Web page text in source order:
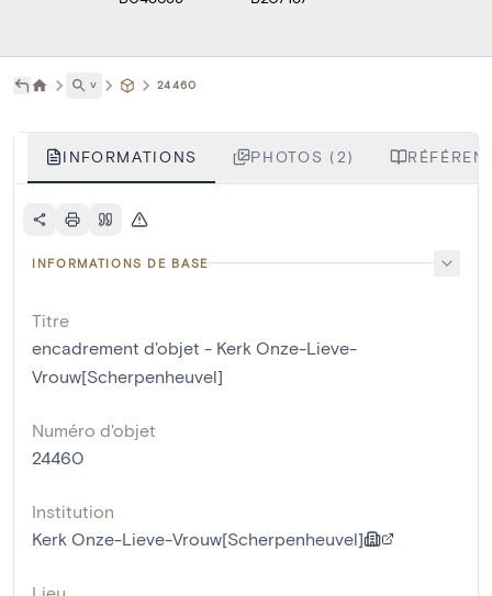
˅ 24460
INFORMATIONS PHOTOS (2)
INFORMATIONS DE BASE
Titre
encadrement d'objet - Kerk Onze-Lieve-
Vrouw[Scherpenheuvel]
Numéro d'objet
24460
Institution
Kerk Onze-Lieve-Vrouw[Scherpenheuvel]